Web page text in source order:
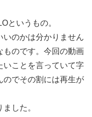
というもの。
いのかは分かりません
ものです。今回の動画
いことを言っていて字
のでその割には再生が
した。